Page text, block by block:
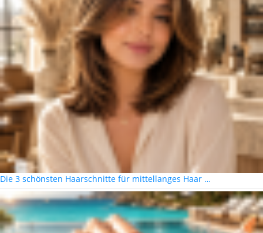
Die 3 schönsten Haarschnitte für mittellanges Haar …